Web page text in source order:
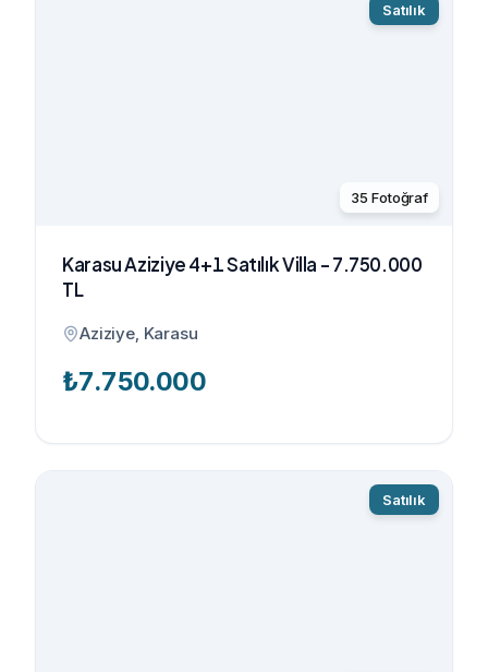
Satılık
35 Fotoğraf
Karasu Aziziye 4+1 Satılık Villa - 7.750.000
TL
Aziziye, Karasu
₺7.750.000
Satılık